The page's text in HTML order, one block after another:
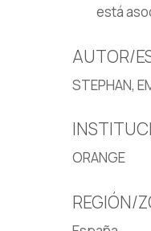
está
AUTOR/
STEPHAN,
ORANGE
REGIÓN/